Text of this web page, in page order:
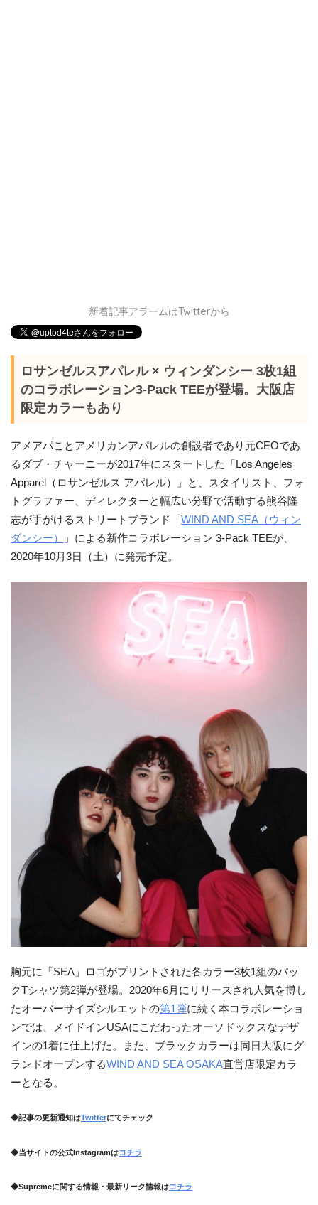
新着記事アラームはTwitterから
ロサンゼルスアパレル × ウィンダンシー 3枚1組
のコラボレーション3-Pack TEEが登場。大阪店
限定カラーもあり
アメアパことアメリカンアパレルの創設者であり元CEOであ
るダブ・チャーニーが2017年にスタートした「Los Angeles
Apparel（ロサンゼルス アパレル）」と、スタイリスト、フォ
トグラファー、ディレクターと幅広い分野で活動する熊谷隆
志が手がけるストリートブランド「 WIND AND SEA（ウィン
ダンシー）
」による新作コラボレーション 3-Pack TEEが、
2020年10月3日（土）に発売予定。
胸元に「SEA」ロゴがプリントされた各カラー3枚1組のパッ
クTシャツ第2弾が登場。2020年6月にリリースされ人気を博し
たオーバーサイズシルエットの第1弾に続く本コラボレーショ
ンでは、メイドインUSAにこだわったオーソドックスなデザ
インの1着に仕上げた。また、ブラックカラーは同日大阪にグ
ランドオープンするWIND AND SEA OSAKA直営店限定カラ
ーとなる。
◆記事の更新通知はTwitterにてチェック
◆当サイトの公式Instagramはコチラ
◆Supremeに関する情報・最新リーク情報はコチラ